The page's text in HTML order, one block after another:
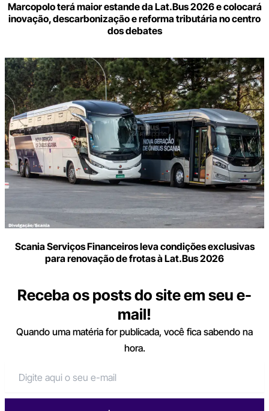
Marcopolo terá maior estande da Lat.Bus 2026 e colocará
inovação, descarbonização e reforma tributária no centro
dos debates
Scania Serviços Financeiros leva condições exclusivas
para renovação de frotas à Lat.Bus 2026
Receba os posts do site em seu e-
mail!
Quando uma matéria for publicada, você fica sabendo na
hora.